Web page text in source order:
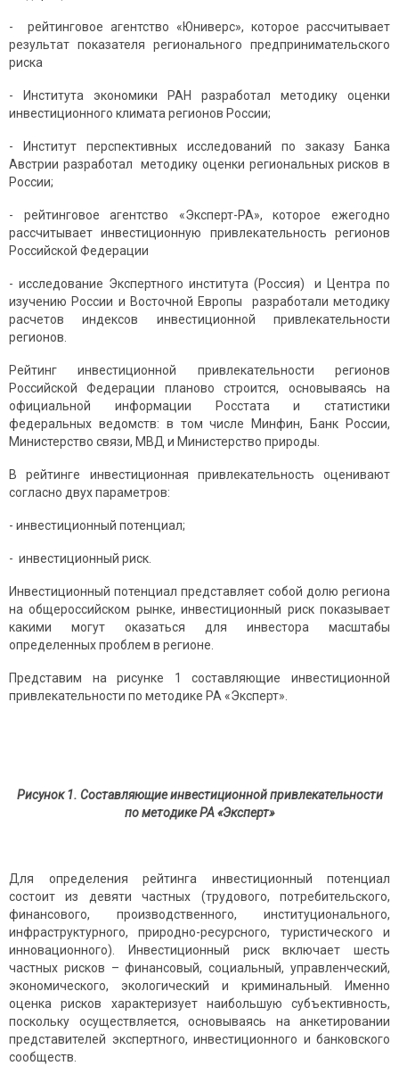
- рейтинговое агентство «Юниверс», которое рассчитывает
результат показателя регионального предпринимательского
риска
- Института экономики РАН разработал методику оценки
инвестиционного климата регионов России;
- Институт перспективных исследований по заказу Банка
Австрии разработал методику оценки региональных рисков в
России;
- рейтинговое агентство «Эксперт-РА», которое ежегодно
рассчитывает инвестиционную привлекательность регионов
Российской Федерации
- исследование Экспертного института (Россия) и Центра по
изучению России и Восточной Европы разработали методику
расчетов индексов инвестиционной привлекательности
регионов.
Рейтинг инвестиционной привлекательности регионов
Российской Федерации планово строится, основываясь на
официальной информации Росстата и статистики
федеральных ведомств: в том числе Минфин, Банк России,
Министерство связи, МВД и Министерство природы.
В рейтинге инвестиционная привлекательность оценивают
согласно двух параметров:
- инвестиционный потенциал;
- инвестиционный риск.
Инвестиционный потенциал представляет собой долю региона
на общероссийском рынке, инвестиционный риск показывает
какими могут оказаться для инвестора масштабы
определенных проблем в регионе.
Представим на рисунке 1 составляющие инвестиционной
привлекательности по методике РА «Эксперт».
Рисунок 1. Составляющие инвестиционной привлекательности
по методике РА «Эксперт»
Для определения рейтинга инвестиционный потенциал
состоит из девяти частных (трудового, потребительского,
финансового, производственного, институционального,
инфраструктурного, природно-ресурсного, туристического и
инновационного). Инвестиционный риск включает шесть
частных рисков – финансовый, социальный, управленческий,
экономического, экологический и криминальный. Именно
оценка рисков характеризует наибольшую субъективность,
поскольку осуществляется, основываясь на анкетировании
представителей экспертного, инвестиционного и банковского
сообществ.